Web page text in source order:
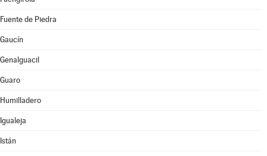
Fuente de Piedra
Gaucín
Genalguacil
Guaro
Humilladero
Igualeja
Istán